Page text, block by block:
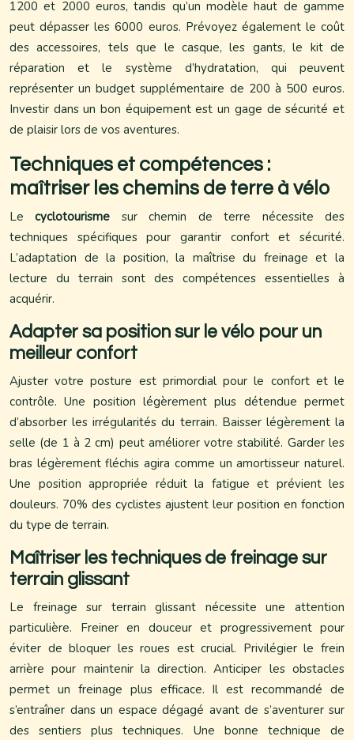
1200 et 2000 euros, tandis qu’un modèle haut de gamme
peut dépasser les 6000 euros. Prévoyez également le coût
des accessoires, tels que le casque, les gants, le kit de
réparation et le système d’hydratation, qui peuvent
représenter un budget supplémentaire de 200 à 500 euros.
Investir dans un bon équipement est un gage de sécurité et
de plaisir lors de vos aventures.
Techniques et compétences :
maîtriser les chemins de terre à vélo
Lecyclotourisme sur chemin de terre nécessite des
techniques spécifiques pour garantir confort et sécurité.
L’adaptation de la position, la maîtrise du freinage et la
lecture du terrain sont des compétences essentielles à
acquérir.
Adapter sa position sur le vélo pour un
meilleur confort
Ajuster votre posture est primordial pour le confort et le
contrôle. Une position légèrement plus détendue permet
d’absorber les irrégularités du terrain. Baisser légèrement la
selle (de 1 à 2 cm) peut améliorer votre stabilité. Garder les
bras légèrement fléchis agira comme un amortisseur naturel.
Une position appropriée réduit la fatigue et prévient les
douleurs. 70% des cyclistes ajustent leur position en fonction
du type de terrain.
Maîtriser les techniques de freinage sur
terrain glissant
Le freinage sur terrain glissant nécessite une attention
particulière. Freiner en douceur et progressivement pour
éviter de bloquer les roues est crucial. Privilégier le frein
arrière pour maintenir la direction. Anticiper les obstacles
permet un freinage plus efficace. Il est recommandé de
s’entraîner dans un espace dégagé avant de s’aventurer sur
des sentiers plus techniques. Une bonne technique de